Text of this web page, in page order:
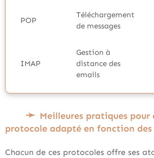
POP
Téléchargement
de messages
IMAP
Gestion à
distance des
emails
Meilleures pratiques pour
protocole adapté en fonction des
Chacun de ces protocoles offre ses